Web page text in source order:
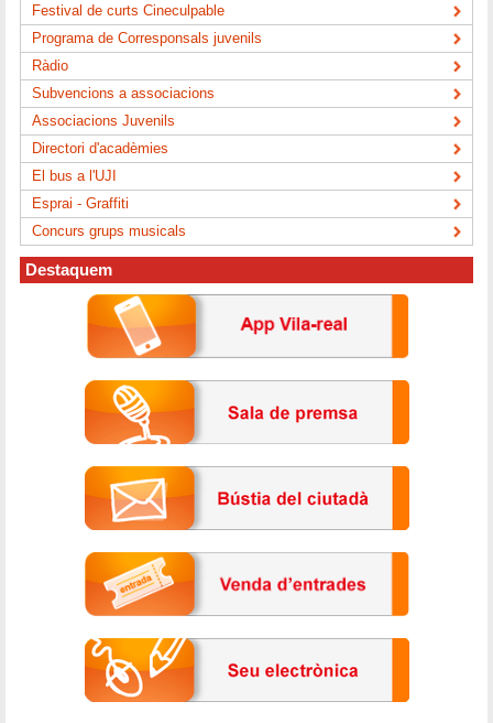
Festival de curts Cineculpable
Programa de Corresponsals juvenils
Ràdio
Subvencions a associacions
Associacions Juvenils
Directori d'acadèmies
El bus a l'UJI
Esprai - Graffiti
Concurs grups musicals
Destaquem